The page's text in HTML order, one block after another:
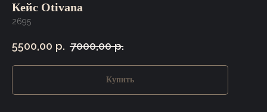
Кейс Otivana
2695
5500,00 р. 7000,00 р.
Купить
+7 (965) 040-74-07